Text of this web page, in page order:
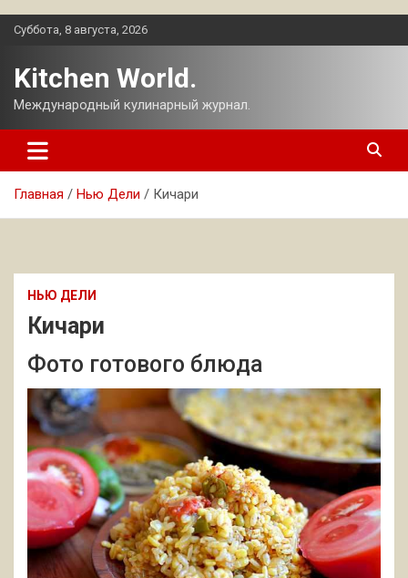
Перейти
Суббота, 8 августа, 2026
Kitchen World.
Международный кулинарный журнал.
Главная Нью Дели Кичари
НЬЮ ДЕЛИ
Кичари
Фото готового блюда